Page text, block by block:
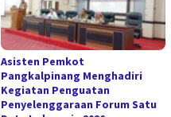
Asisten Pemkot
Pangkalpinang Menghadiri
Kegiatan Penguatan
Penyelenggaraan Forum Satu